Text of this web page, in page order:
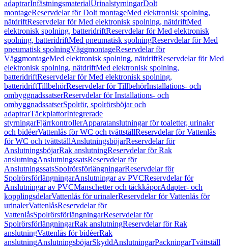
adaptrarInfästningsmaterialUrinalstyrningarDolt
montageReservdelar för Dolt montageMed elektronisk spolning,
nätdriftReservdelar för Med elektronisk spolning, nätdriftMed
elektronisk spolning, batteridriftReservdelar för Med elektronisk
spolning, batteridriftMed pneumatisk spolningReservdelar för Med
pneumatisk spolningVäggmontageReservdelar för
VäggmontageMed elektronisk spolning, nätdriftReservdelar för Med
elektronisk spolning, nätdriftMed elektronisk spolning,
batteridriftReservdelar för Med elektronisk spolning,
batteridriftTillbehörReservdelar för TillbehörInstallations- och
ombyggnadssatserReservdelar för Installations- och
ombyggnadssatserSpolrör, spolrörsböjar och
adaptrarTäckplattorIntegrerade
styrningarFjärrkontrollerApparatanslutningar för toaletter, urinaler
och bidéerVattenlås för WC och tvättställReservdelar för Vattenlås
för WC och tvättställAnslutningsböjarReservdelar för
AnslutningsböjarRak anslutningReservdelar för Rak
anslutningAnslutningssatsReservdelar för
AnslutningssatsSpolrörsförlängningarReservdelar för
SpolrörsförlängningarAnslutningar av PVCReservdelar för
Anslutningar av PVCManschetter och täckkåporAdapter- och
kopplingsdelarVattenlås för urinalerReservdelar för Vattenlås för
urinalerVattenlåsReservdelar för
VattenlåsSpolrörsförlängningarReservdelar för
SpolrörsförlängningarRak anslutningReservdelar för Rak
anslutningVattenlås för bidéerRak
anslutningAnslutningsböjarSkyddAnslutningarPackningarTvättställ